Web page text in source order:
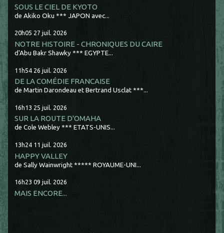
SOUS LE CIEL DE KYOTO
de Akiko Oku *** JAPON avec...
20h05 27 juil. 2026
NOTRE HISTOIRE - CHRONIQUES DU CAIRE
d'Abu Bakr Shawky *** EGYPTE...
11h54 26 juil. 2026
DE LA COMÉDIE FRANCAISE
de Martin Darondeau et Bertrand Usclat ***...
16h13 25 juil. 2026
SUR LA ROUTE D'OMAHA
de Cole Webley *** ETATS-UNIS...
13h24 11 juil. 2026
HAPPY VALLEY
de Sally Wainwright ***** ROYAUME-UNI...
16h23 09 juil. 2026
MAIS ENCORE...